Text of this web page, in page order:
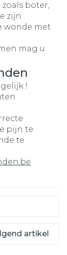
boter,
zijn
wonde met
mag u
!
pijn te
te
artikel